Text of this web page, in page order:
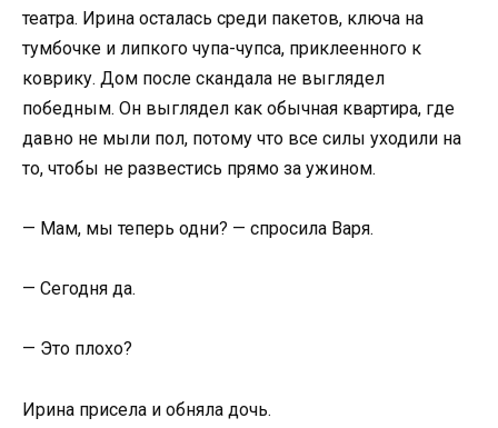
театра. Ирина осталась среди пакетов, ключа на
тумбочке и липкого чупа-чупса, приклеенного к
коврику. Дом после скандала не выглядел
победным. Он выглядел как обычная квартира, где
давно не мыли пол, потому что все силы уходили на
то, чтобы не развестись прямо за ужином.
— Мам, мы теперь одни? — спросила Варя.
— Сегодня да.
— Это плохо?
Ирина присела и обняла дочь.